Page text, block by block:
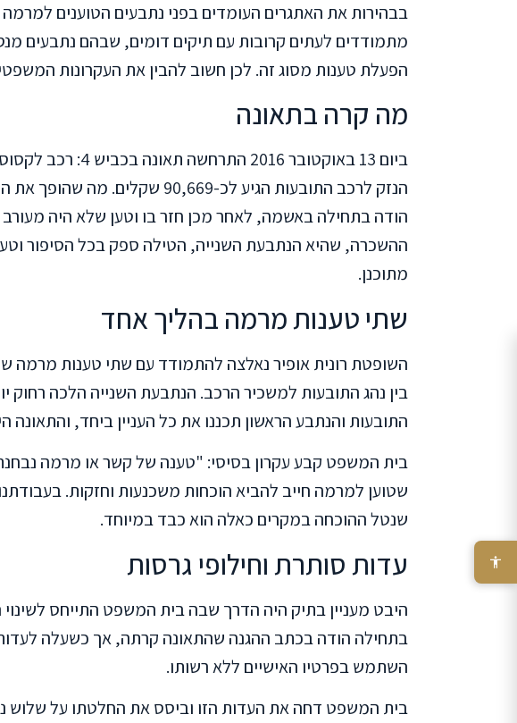
בבהירות את האתגרים העומדים בפני נתבעים הטוענים
מתמודדים לעתים קרובות עם תיקים דומים, שבהם נתבעים
הפעלת טענות מסוג זה. לכן חשוב להבין את העקרונות
מה קרה בתאונה
ביום 13 באוקטובר
הנזק לרכב התובעות הגיע לכ-90,669
הודה בתחילה באשמה, לאחר מכן חזר בו וטען שלא היה
ההשכרה, שהיא הנתבעת השנייה, הטילה ספק בכל הסיפור
מתוכנן.
שתי טענות מרמה בהליך אחד
השופטת רונית אופיר נאלצה להתמודד עם שתי טענות מרמה
בין נהג התובעות למשכיר הרכב. הנתבעת השנייה הלכה רחוק
התובעות והנתבע הראשון תכננו את כל העניין ביחד, והתאונה
בית המשפט קבע עקרון בסיסי: "טענה של קשר או מרמה
שטוען למרמה חייב להביא הוכחות משכנעות וחזקות.
שנטל ההוכחה במקרים כאלה הוא כבד במיוחד.
עדות סותרת וחילופי גרסות
היבט מעניין בתיק היה הדרך שבה בית המשפט התייחס
בתחילה הודה בכתב ההגנה שהתאונה קרתה, אך כשעלה
השתמש בפרטיו האישיים ללא רשותו.
בית המשפט דחה את העדות הזו וביסס את החלטתו על שלוש